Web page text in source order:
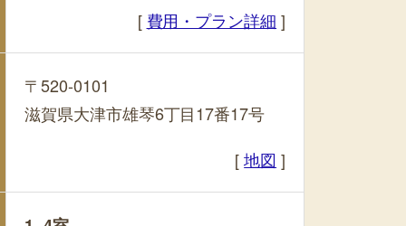
[ 費用・プラン詳細 ]
〒520-0101
滋賀県大津市雄琴6丁目17番17号
[地図 ]